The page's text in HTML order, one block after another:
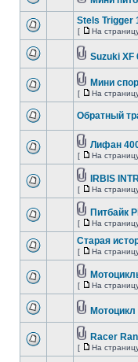
Stels Trigger
[ На
Suzuki XF
Мини
[ На
Обратный
Лифан
[ На
IRBIS
[ На
Питбайк
[ На
Старая
[ На
[ На
Мотоцикл
Racer
[ На